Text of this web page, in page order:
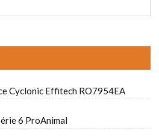
Cyclonic Effitech RO7954EA
6 ProAnimal